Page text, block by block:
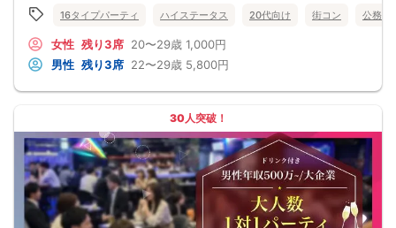
■留意事項
・最善を尽くしておりますが、やむを得ない事情（ご予約者様の当日キャンセル
交通費等の補償は致しかねますのであらかじめご了承ください。
・当日は時間に余裕をもってお越しください。10分以上の遅刻はご参加をお断り
する場合がございます。
パーティ開始2時間前まで
■飲食
アルコール/ソフトドリンク付き
16タイプパーティ ハイステータス 20代向け 街コン 公務員
女性 残り3席 20〜29歳 1,000円
男性 残り3席 22〜29歳 5,800円
30人突破！